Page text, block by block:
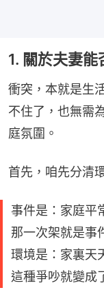
1. 關於夫妻
衝突，本就是生
不住了，也無需
庭氛圍。
首先，咱先分清
事件是：家庭平
那一次架就是事
環境是：家裏天
這種爭吵就變成